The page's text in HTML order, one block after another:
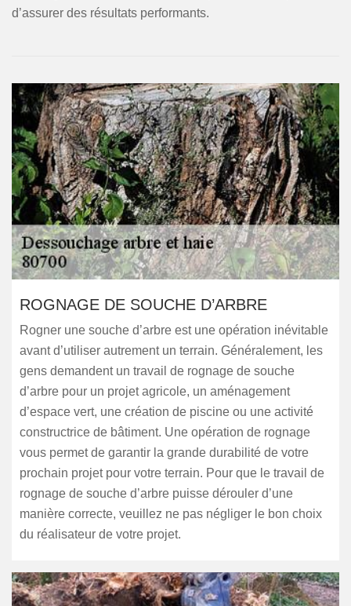
d’assurer des résultats performants.
ROGNAGE DE SOUCHE D’ARBRE
Rogner une souche d’arbre est une opération inévitable
avant d’utiliser autrement un terrain. Généralement, les
gens demandent un travail de rognage de souche
d’arbre pour un projet agricole, un aménagement
d’espace vert, une création de piscine ou une activité
constructrice de bâtiment. Une opération de rognage
vous permet de garantir la grande durabilité de votre
prochain projet pour votre terrain. Pour que le travail de
rognage de souche d’arbre puisse dérouler d’une
manière correcte, veuillez ne pas négliger le bon choix
du réalisateur de votre projet.